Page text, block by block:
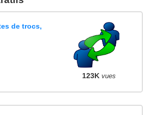
de trocs,
123K vues